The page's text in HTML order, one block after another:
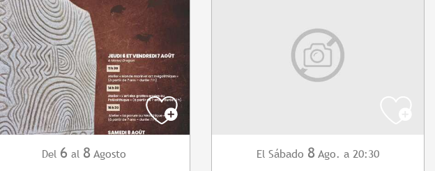
Del 6 al 8 Agosto El Sábado 8 Ago. a 20:30